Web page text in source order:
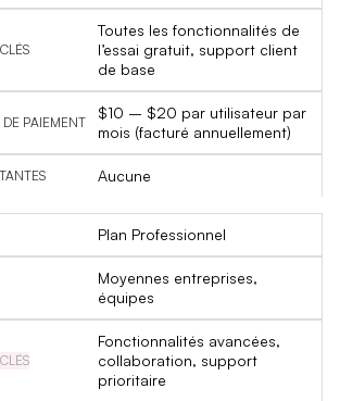
Toutes les fonctionnalités de
l’essai gratuit, support client
de base
$10 – $20 par utilisateur par
mois (facturé annuellement)
Aucune
Plan Professionnel
Moyennes entreprises,
équipes
Fonctionnalités avancées,
collaboration, support
prioritaire